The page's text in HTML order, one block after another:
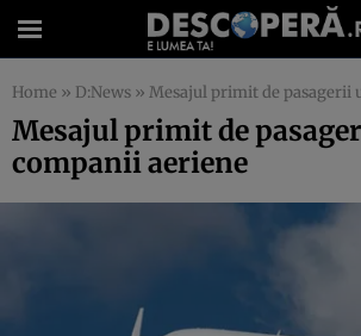
Home » D:News » Mesajul primit de pasagerii
Mesajul primit de
companii aeriene